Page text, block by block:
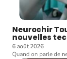
Neurochir
nouvelles
6 août 2026
Quand on parle de